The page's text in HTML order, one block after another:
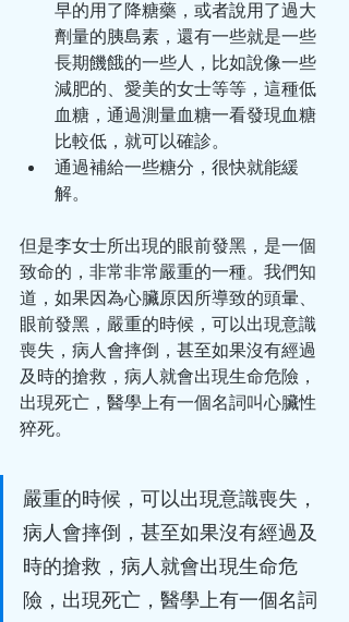
早的用了降糖藥，或者說用了過大
劑量的胰島素，還有一些就是一些
長期饑餓的一些人，比如說像一些
減肥的、愛美的女士等等，這種低
血糖，通過測量血糖一看發現血糖
比較低，就可以確診。
通過補給一些糖分，很快就能緩
解。
但是李女士所出現的眼前發黑，是一個
致命的，非常非常嚴重的一種。我們知
道，如果因為心臟原因所導致的頭暈、
眼前發黑，嚴重的時候，可以出現意識
喪失，病人會摔倒，甚至如果沒有經過
及時的搶救，病人就會出現生命危險，
出現死亡，醫學上有一個名詞叫心臟性
猝死。
嚴重的時候，可以出現意識喪失，
病人會摔倒，甚至如果沒有經過及
時的搶救，病人就會出現生命危
險，出現死亡，醫學上有一個名詞